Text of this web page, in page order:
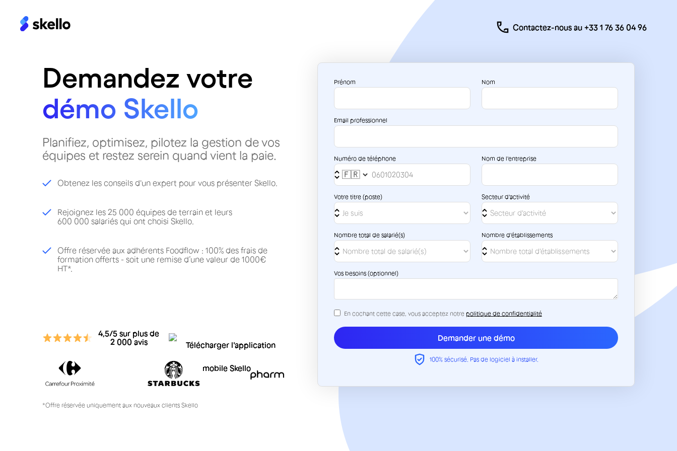
Contactez-nous au +33 1 76 36 04 96
Demandez votre
démo Skello
Planifiez, optimisez, pilotez la gestion de vos
équipes et restez serein quand vient la paie.
Obtenez les conseils d'un expert pour vous présenter Skello.
Rejoignez les 25 000 équipes de terrain et leurs
600 000 salariés qui ont choisi Skello.
Offre réservée aux adhérents Foodflow : 100% des frais de
formation offerts - soit une remise d’une valeur de 1000€
HT*.
4,5/5 sur plus de
2 000 avis
Prénom Nom
Email professionnel
Numéro de téléphone Nom de l'entreprise
Votre titre (poste) Secteur d'activité
Nombre total de salarié(s) Nombre d'établissements
Vos besoins (optionnel)
En cochant cette case, vous acceptez notre politique de confidentialité
100% sécurisé. Pas de logiciel à installer.
*Offre réservée uniquement aux nouveaux clients Skello